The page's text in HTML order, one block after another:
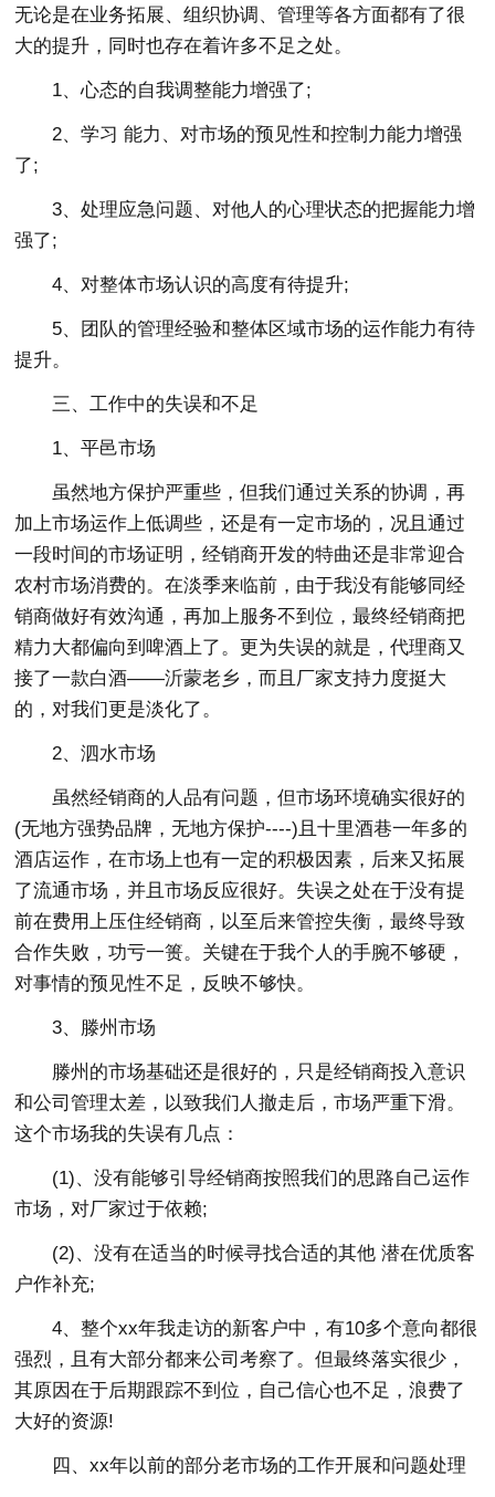
无论是在业务拓展、组织协调、管理等各方面都有了很
大的提升，同时也存在着许多不足之处。
1、心态的自我调整能力增强了;
2、学习 能力、对市场的预见性和控制力能力增强
了;
3、处理应急问题、对他人的心理状态的把握能力增
强了;
4、对整体市场认识的高度有待提升;
5、团队的管理经验和整体区域市场的运作能力有待
提升。
三、工作中的失误和不足
1、平邑市场
虽然地方保护严重些，但我们通过关系的协调，再
加上市场运作上低调些，还是有一定市场的，况且通过
一段时间的市场证明，经销商开发的特曲还是非常迎合
农村市场消费的。在淡季来临前，由于我没有能够同经
销商做好有效沟通，再加上服务不到位，最终经销商把
精力大都偏向到啤酒上了。更为失误的就是，代理商又
接了一款白酒――沂蒙老乡，而且厂家支持力度挺大
的，对我们更是淡化了。
2、泗水市场
虽然经销商的人品有问题，但市场环境确实很好的
(无地方强势品牌，无地方保护----)且十里酒巷一年多的
酒店运作，在市场上也有一定的积极因素，后来又拓展
了流通市场，并且市场反应很好。失误之处在于没有提
前在费用上压住经销商，以至后来管控失衡，最终导致
合作失败，功亏一篑。关键在于我个人的手腕不够硬，
对事情的预见性不足，反映不够快。
3、滕州市场
滕州的市场基础还是很好的，只是经销商投入意识
和公司管理太差，以致我们人撤走后，市场严重下滑。
这个市场我的失误有几点：
(1)、没有能够引导经销商按照我们的思路自己运作
市场，对厂家过于依赖;
(2)、没有在适当的时候寻找合适的其他 潜在优质客
户作补充;
4、整个xx年我走访的新客户中，有10多个意向都很
强烈，且有大部分都来公司考察了。但最终落实很少，
其原因在于后期跟踪不到位，自己信心也不足，浪费了
大好的资源!
四、xx年以前的部分老市场的工作开展和问题处理